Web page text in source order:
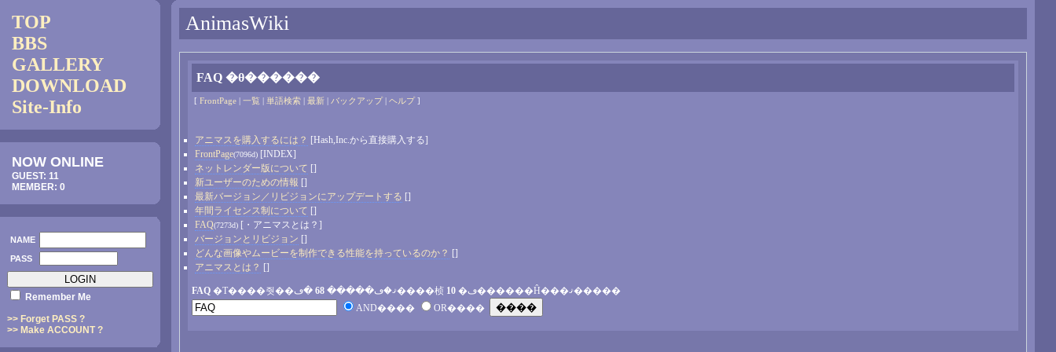
TOP
BBS
GALLERY
DOWNLOAD
Site-Info
NOW ONLINE
GUEST: 11
MEMBER: 0
NAME
PASS
Remember Me
>> Forget PASS ?
>> Make ACCOUNT ?
AnimasWiki
FAQ �θ������
[ FrontPage | 一覧 | 単語検索 | 最新 | バックアップ | ヘルプ ]
アニマスを購入するには？ [Hash,Inc.から直接購入する]
FrontPage(7096d) [INDEX]
ネットレンダー版について []
新ユーザーのための情報 []
最新バージョン／リビジョンにアップデートする []
年間ライセンス制について []
FAQ(7273d) [・アニマスとは？]
バージョンとリビジョン []
どんな画像やムービーを制作できる性能を持っているのか？ []
アニマスとは？ []
FAQ �Τ����줫��ޤ�ڡ����� 68 �ڡ����桢 10
�ڡ������Ĥ���ޤ�����
AND����
OR����